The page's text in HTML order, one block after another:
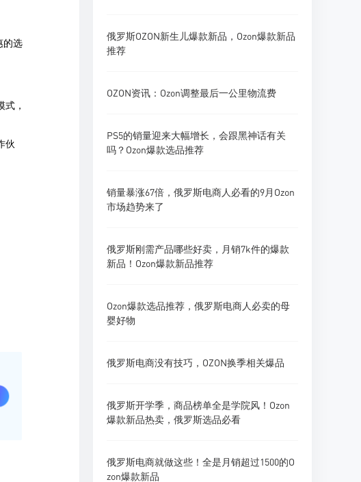
俄罗斯OZON新生儿爆款新品，Ozon爆款新品
推荐
OZON资讯：Ozon调整最后一公里物流费
PS5的销量迎来大幅增长，会跟黑神话有关
吗？Ozon爆款选品推荐
销量暴涨67倍，俄罗斯电商人必看的9月Ozon
市场趋势来了
俄罗斯刚需产品哪些好卖，月销7k件的爆款
新品！Ozon爆款新品推荐
Ozon爆款选品推荐，俄罗斯电商人必卖的母
婴好物
俄罗斯电商没有技巧，OZON换季相关爆品
俄罗斯开学季，商品榜单全是学院风！Ozon
爆款新品热卖，俄罗斯选品必看
俄罗斯电商就做这些！全是月销超过1500的O
zon爆款新品